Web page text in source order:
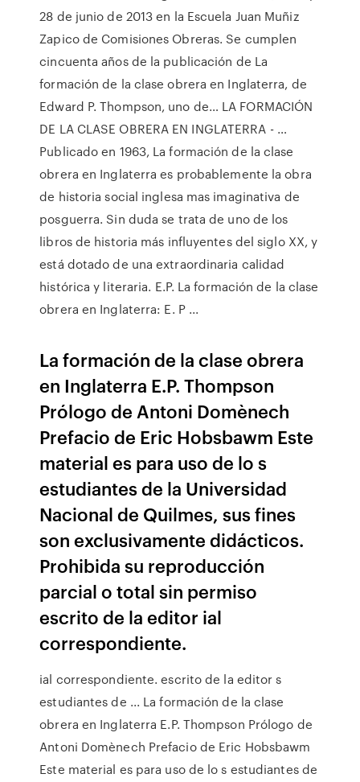
28 de junio de 2013 en la Escuela Juan Muñiz
Zapico de Comisiones Obreras. Se cumplen
cincuenta años de la publicación de La
formación de la clase obrera en Inglaterra, de
Edward P. Thompson, uno de… LA FORMACIÓN
DE LA CLASE OBRERA EN INGLATERRA - …
Publicado en 1963, La formación de la clase
obrera en Inglaterra es probablemente la obra
de historia social inglesa mas imaginativa de
posguerra. Sin duda se trata de uno de los
libros de historia más influyentes del siglo XX, y
está dotado de una extraordinaria calidad
histórica y literaria. E.P. La formación de la clase
obrera en Inglaterra: E. P ...
La formación de la clase obrera
en Inglaterra E.P. Thompson
Prólogo de Antoni Domènech
Prefacio de Eric Hobsbawm Este
material es para uso de lo s
estudiantes de la Universidad
Nacional de Quilmes, sus fines
son exclusivamente didácticos.
Prohibida su reproducción
parcial o total sin permiso
escrito de la editor ial
correspondiente.
ial correspondiente. escrito de la editor s
estudiantes de ... La formación de la clase
obrera en Inglaterra E.P. Thompson Prólogo de
Antoni Domènech Prefacio de Eric Hobsbawm
Este material es para uso de lo s estudiantes de